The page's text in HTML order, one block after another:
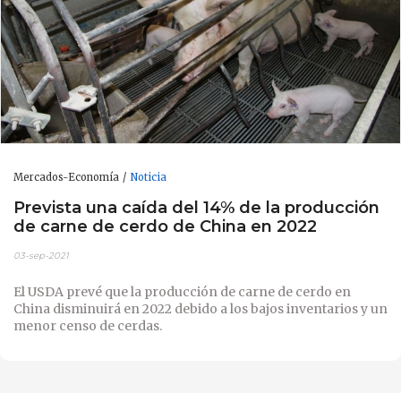
Mercados-Economía Noticia
Prevista una caída del 14% de la producción
de carne de cerdo de China en 2022
03-sep-2021
El USDA prevé que la producción de carne de cerdo en
China disminuirá en 2022 debido a los bajos inventarios y un
menor censo de cerdas.